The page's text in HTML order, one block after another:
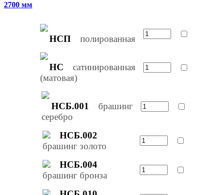
2700 мм
НСП полированная
НС
сатинированная
(матовая)
НСБ.001
брашинг
серебро
НСБ.002
брашинг золото
НСБ.004
брашинг бронза